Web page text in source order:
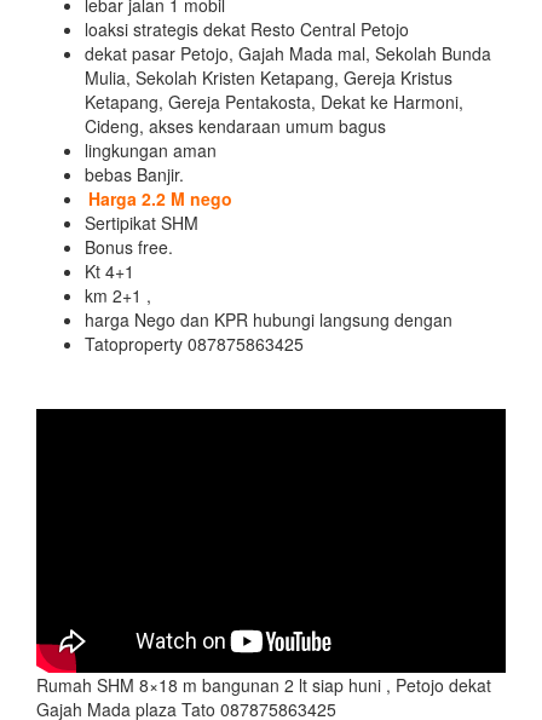
lebar jalan 1 mobil
loaksi strategis dekat Resto Central Petojo
dekat pasar Petojo, Gajah Mada mal, Sekolah Bunda
Mulia, Sekolah Kristen Ketapang, Gereja Kristus
Ketapang, Gereja Pentakosta, Dekat ke Harmoni,
Cideng, akses kendaraan umum bagus
lingkungan aman
bebas Banjir.
Harga 2.2 M nego
Sertipikat SHM
Bonus free.
Kt 4+1
km 2+1 ,
harga Nego dan KPR hubungi langsung dengan
Tatoproperty 087875863425
Rumah SHM 8×18 m bangunan 2 lt siap huni , Petojo dekat
Gajah Mada plaza Tato 087875863425